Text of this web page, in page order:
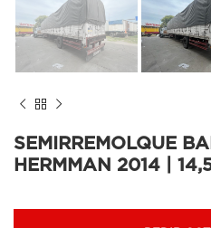
SEMIRREMOLQUE
HERMMAN 2014 |